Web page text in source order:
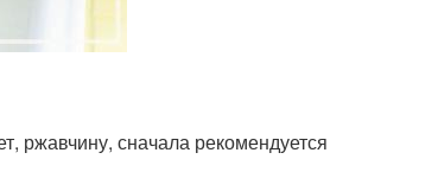
ржавчину, сначала рекомендуется